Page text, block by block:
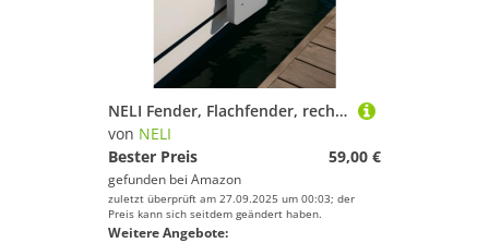
NELI Fender, Flachfender, rechteckig, eckig, Kissenfender, Plattenfender, Stegfender, Größe: 55 x 33 x 6 cm (grau)
von NELI
Bester Preis
59,00 €
gefunden bei Amazon
zuletzt überprüft am 27.09.2025 um 00:03; der
Preis kann sich seitdem geändert haben.
Weitere Angebote: